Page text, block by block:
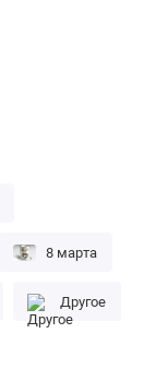
8 марта
Другое